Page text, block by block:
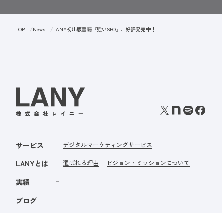
TOP News LANY初出版書籍『強いSEO』、好評発売中！
サービス デジタルマーケティングサービス
LANYとは 選ばれる理由 ビジョン・ミッションについて
実績
ブログ